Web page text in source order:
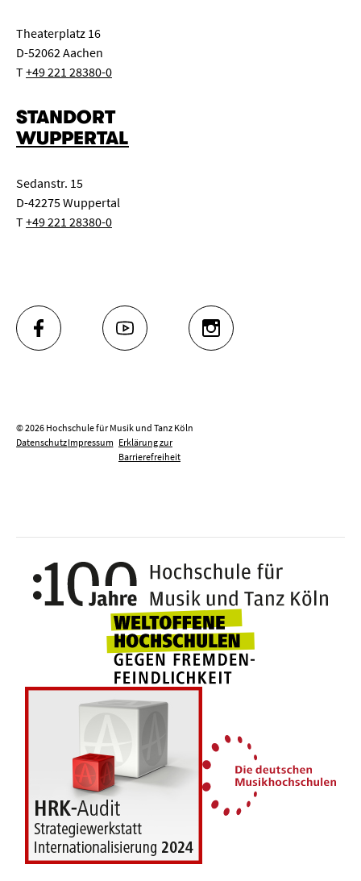
Theaterplatz 16
D-52062 Aachen
T+49 221 28380-0
STANDORT
WUPPERTAL
Sedanstr. 15
D-42275 Wuppertal
T+49 221 28380-0
FACEBOOK YOUTUBE INSTAGRAM
© 2026 Hochschule für Musik und Tanz Köln
DatenschutzImpressum Erklärung zur
Barrierefreiheit